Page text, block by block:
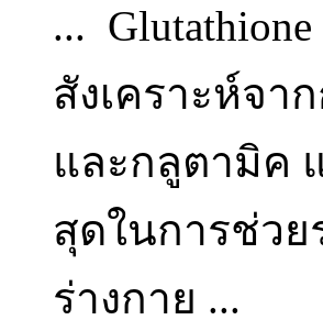
... Glutathione
สังเคราะห์จา
และกลูตามิค
สุดในการช่วย
ร่างกาย ...